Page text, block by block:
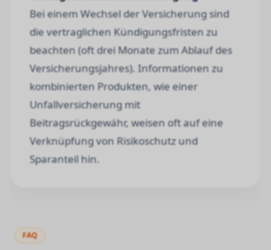
Bei einem Wechsel der Versicherung sind
die vertraglichen Kündigungsfristen zu
beachten (oft drei Monate zum Ablauf des
Versicherungsjahres). Informationen zu
kombinierten Produkten, wie einer
Unfallversicherung mit
Beitragsrückgewähr, weisen oft auf eine
Verknüpfung von Risikoschutz und
Sparanteil hin.
FAQ